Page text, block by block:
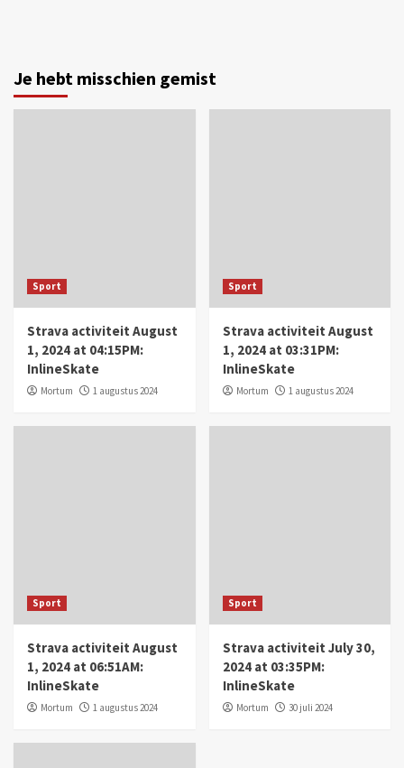
Je hebt misschien gemist
Sport
Strava activiteit August
1, 2024 at 04:15PM:
InlineSkate
Mortum 1 augustus 2024
Sport
Strava activiteit August
1, 2024 at 03:31PM:
InlineSkate
Mortum 1 augustus 2024
Sport
Strava activiteit August
1, 2024 at 06:51AM:
InlineSkate
Mortum 1 augustus 2024
Sport
Strava activiteit July 30,
2024 at 03:35PM:
InlineSkate
Mortum 30 juli 2024